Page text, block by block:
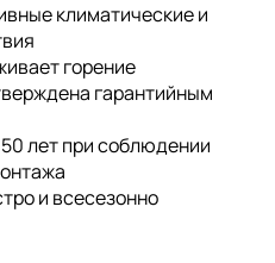
климатические и
горение
гарантийным
лет при соблюдении
и всесезонно